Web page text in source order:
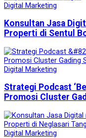
Digital Marketing
Konsultan Jasa
Properti di Sentul
Digital Marketing
Strategi Podcast
Promosi Cluster
Digital Marketing